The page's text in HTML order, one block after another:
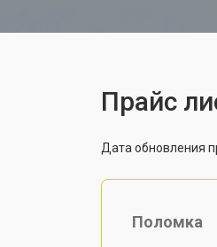
Прайс
Дата обновления
Поломка